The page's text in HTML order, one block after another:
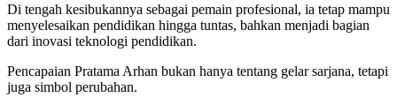
Di tengah kesibukannya sebagai pemain profesional, ia tetap mampu
menyelesaikan pendidikan hingga tuntas, bahkan menjadi bagian
dari inovasi teknologi pendidikan.
Pencapaian Pratama Arhan bukan hanya tentang gelar sarjana, tetapi
juga simbol perubahan.